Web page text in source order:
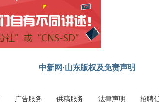
中新网·山东版权及免责声明
广告服务 供稿服务 法律声明 招聘